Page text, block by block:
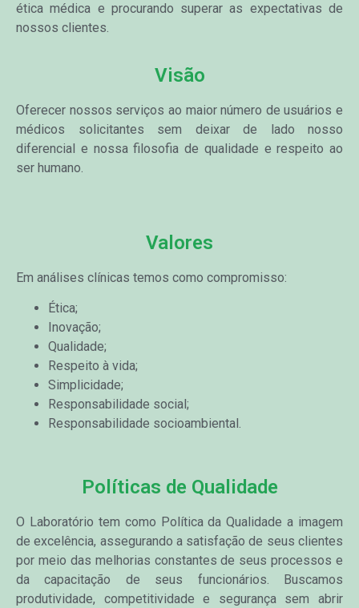
ética médica e procurando superar as expectativas de
nossos clientes.
Visão
Oferecer nossos serviços ao maior número de usuários e
médicos solicitantes sem deixar de lado nosso
diferencial e nossa filosofia de qualidade e respeito ao
ser humano.
Valores
Em análises clínicas temos como compromisso:
Ética;
Inovação;
Qualidade;
Respeito à vida;
Simplicidade;
Responsabilidade social;
Responsabilidade socioambiental.
Políticas de Qualidade
O Laboratório tem como Política da Qualidade a imagem
de excelência, assegurando a satisfação de seus clientes
por meio das melhorias constantes de seus processos e
da capacitação de seus funcionários. Buscamos
produtividade, competitividade e segurança sem abrir